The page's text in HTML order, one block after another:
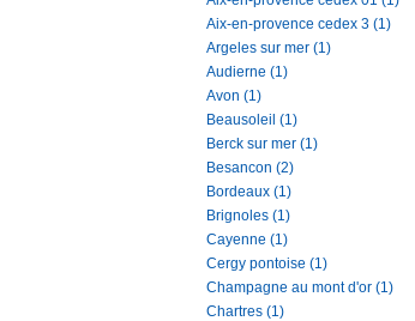
Aix-en-provence cedex 3 (1)
Argeles sur mer (1)
Audierne (1)
Avon (1)
Beausoleil (1)
Berck sur mer (1)
Besancon (2)
Bordeaux (1)
Brignoles (1)
Cayenne (1)
Cergy pontoise (1)
Champagne au mont d'or (1)
Chartres (1)